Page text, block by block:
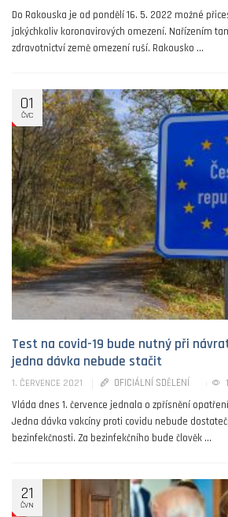
Do Rakouska je od pondělí 16. 5. 2022 možné
jakýchkoliv koronavirových omezení. Nařízením
zdravotnictví země omezení ruší. Rakousko ...
01
ČVC
Test na covid-19 bude nutný při
jedna dávka nebude stačit
1. ČERVENCE 2021 OFICIÁLNÍ SDĚLENÍ
Vláda dnes 1. července jednala o zpřísnění
Jedna dávka vakcíny proti covidu nebude
bezinfekčnosti. Za bezinfekčního bude člověk ...
21
ČVN